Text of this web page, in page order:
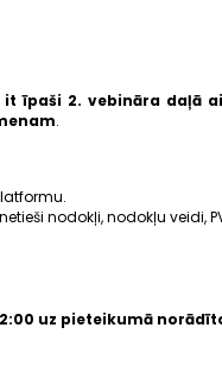
it īpaši 2. vebināra daļā
.
nodokļi, nodokļu veidi,
uz pieteikumā